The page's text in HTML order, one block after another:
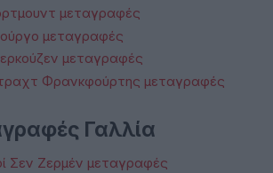
μεταγραφές
μεταγραφές
μεταγραφές
Φρανκφούρτης μεταγραφές
Γαλλία
Σεν Ζερμέν μεταγραφές